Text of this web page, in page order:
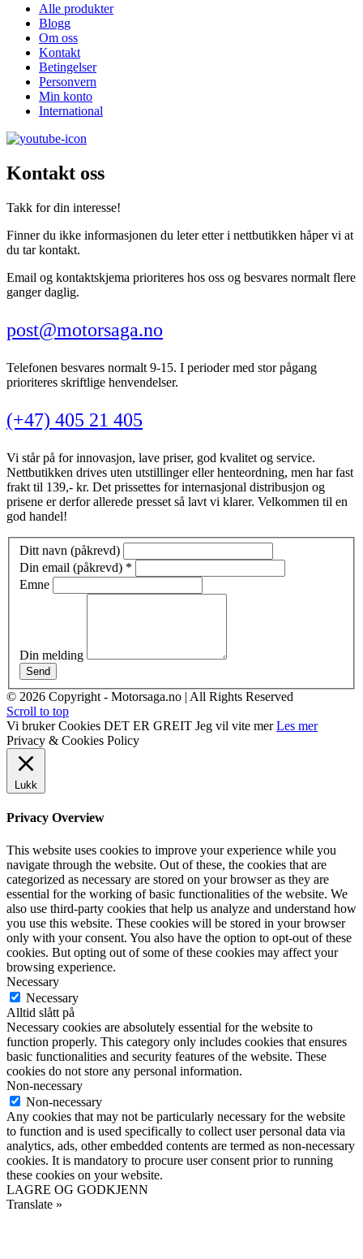
Alle produkter
Blogg
Om oss
Kontakt
Betingelser
Personvern
Min konto
International
Kontakt oss
Takk for din interesse!
Finner du ikke informasjonen du leter etter i nettbutikken håper vi at
du tar kontakt.
Email og kontaktskjema prioriteres hos oss og besvares normalt flere
ganger daglig.
post@motorsaga.no
Telefonen besvares normalt 9-15. I perioder med stor pågang
prioriteres skriftlige henvendelser.
(+47) 405 21 405
Vi står på for innovasjon, lave priser, god kvalitet og service.
Nettbutikken drives uten utstillinger eller henteordning, men har fast
frakt til 139,- kr. Det prissettes for internasjonal distribusjon og
prisene er derfor allerede presset så lavt vi klarer. Velkommen til en
god handel!
Ditt navn (påkrevd)
Din email (påkrevd) *
Emne
Din melding
Send
© 2026 Copyright - Motorsaga.no | All Rights Reserved
Scroll to top
Vi bruker Cookies DET ER GREIT Jeg vil vite mer Les mer
Privacy & Cookies Policy
Lukk
Privacy Overview
This website uses cookies to improve your experience while you
navigate through the website. Out of these, the cookies that are
categorized as necessary are stored on your browser as they are
essential for the working of basic functionalities of the website. We
also use third-party cookies that help us analyze and understand how
you use this website. These cookies will be stored in your browser
only with your consent. You also have the option to opt-out of these
cookies. But opting out of some of these cookies may affect your
browsing experience.
Necessary
Necessary
Alltid slått på
Necessary cookies are absolutely essential for the website to
function properly. This category only includes cookies that ensures
basic functionalities and security features of the website. These
cookies do not store any personal information.
Non-necessary
Non-necessary
Any cookies that may not be particularly necessary for the website
to function and is used specifically to collect user personal data via
analytics, ads, other embedded contents are termed as non-necessary
cookies. It is mandatory to procure user consent prior to running
these cookies on your website.
LAGRE OG GODKJENN
Translate »